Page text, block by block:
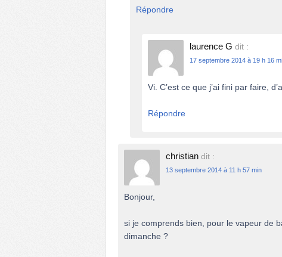
Répondre
laurence G dit :
17 septembre 2014 à 19 h 16
Vi. C’est ce que j’ai fini par faire,
Répondre
christian dit :
13 septembre 2014 à 11 h 57 min
Bonjour,
si je comprends bien, pour le vapeur de
dimanche ?